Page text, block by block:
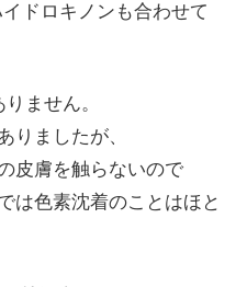
ドロキノンも合わせて
ません。
りましたが、
皮膚を触らないので
は色素沈着のことはほと